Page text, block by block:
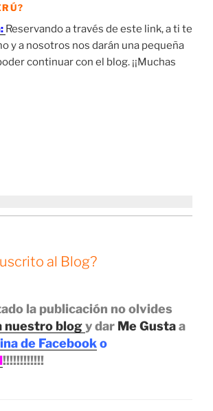
Reservando a través de este link, a ti te
y a nosotros nos darán una pequeña
continuar con el blog. ¡¡Muchas
al Blog?
la publicación no olvides
nuestro blogy dar Me Gustaa
de Facebooko
!!!!!!!!!!!!